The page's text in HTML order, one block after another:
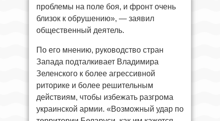
проблемы на поле боя, и фронт очень
близок к обрушению», — заявил
общественный деятель.
По его мнению, руководство стран
Запада подталкивает Владимира
Зеленского к более агрессивной
риторике и более решительным
действиям, чтобы избежать разгрома
украинской армии. «Возможный удар по